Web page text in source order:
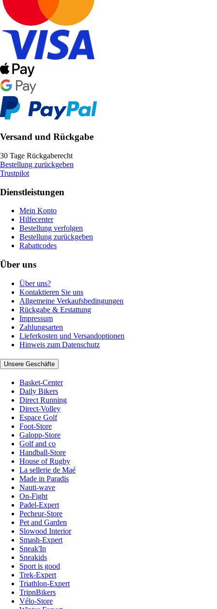
Versand und Rückgabe
30 Tage Rückgaberecht
Bestellung zurückgeben
Trustpilot
Dienstleistungen
Mein Konto
Hilfecenter
Bestellung verfolgen
Bestellung zurückgeben
Rabattcodes
Über uns
Über uns?
Kontaktieren Sie uns
Allgemeine Verkaufsbedingungen
Rückgabe & Erstattung
Impressum
Zahlungsarten
Lieferkosten und Versandoptionen
Hinweis zum Datenschutz
Unsere Geschäfte
Basket-Center
Daily Bikers
Direct Running
Direct-Volley
Espace Golf
Foot-Store
Galopp-Store
Golf and co
Handball-Store
House of Rugby
La sellerie de Maé
Made in Paradis
Nauti-wave
On-Fight
Padel-Expert
Pecheur-Store
Pet and Garden
Slowood Interior
Smash-Expert
Sneak'In
Sneakids
Sport is good
Trek-Expert
Triathlon-Expert
TripnBikers
Vélo-Store